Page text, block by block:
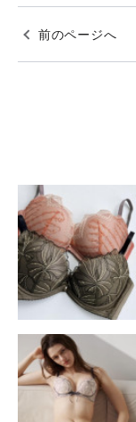
前のページへ